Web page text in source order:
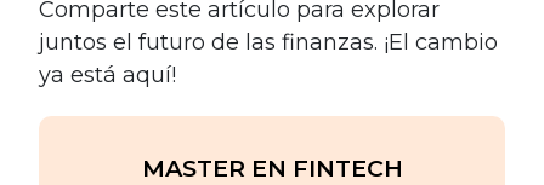
Comparte este artículo para explorar
juntos el futuro de las finanzas. ¡El cambio
ya está aquí!
MASTER EN FINTECH